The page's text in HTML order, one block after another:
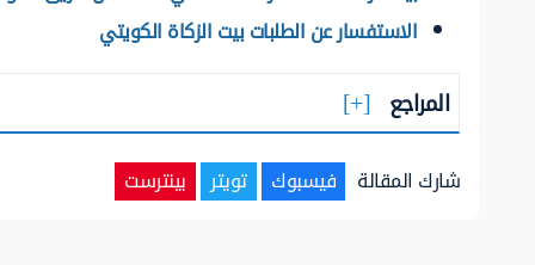
الاستفسار عن الطلبات بيت الزكاة الكويتي
المراجع
شارك المقالة فيسبوك تويتر بينترست